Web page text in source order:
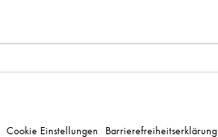
Cookie Einstellungen Barrierefreiheitserklärung